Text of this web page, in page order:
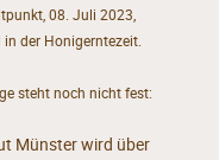
08. Juli 2023,
der Honigerntezeit.
steht noch nicht fest:
Münster wird über